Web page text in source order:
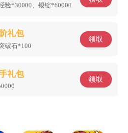
验*30000、银锭*60000
礼包
破石*100
领取
礼包
领取